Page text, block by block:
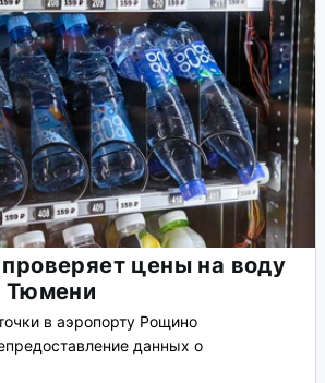
цены на воду
Тюмени
в аэропорту Рощино
данных о